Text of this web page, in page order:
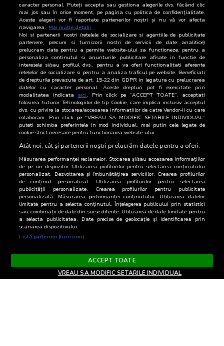
Prin publicarea pe website-ulwww.brat.ro a informatiilor
sus-mentionate, BRAT nu ofera nicio garantie privind
corectitudinea, integritatea si actualitatea datelor, in
ciuda atentiei deosebite cu care sunt verificate
informatiile. BRAT nu poate fi facut responsabil pentru
nici un tip de daune directe sau indirecte, inclusiv
pierderea profiturilor, care pot rezulta din accesarea
si/sau folosirea website-ulwww.brat.rodin partea
dumneavoastra. Toate materialele, continutul si datele
din acest website sunt furnizate fara obligatii si pot fi
modificate, completate, sterse definitiv sau temporar de
catre BRAT, fara o notificare prealabila.
Am inteles/de acord
caracter personal. Puteți accepta sau gestiona alegerile dvs. făcând clic
mai jos sau în orice moment, pe pagina cu politica de confidențialitate.
Aceste alegeri vor fi raportate partenerilor noștri și nu vă vor afecta
navigarea. Mai multe detalii
Noi si partenerii nostri (retelele de socializare si agentiile de publicitate
partenere, precum si furnizorii nostri de servicii de date analitice)
prelucram date pentru a permite website-ului sa functioneze, pentru a
personaliza continutul si anunturile publicitare afisate in functie de
interesele si/sau profilul dvs., pentru a va oferi functionalitati aferente
retelelor de socializare si pentru a analiza traficul pe website. Beneficiati
de drepturile prevazute de art. 15-22 din GDPR in legatura cu prelucrarea
datelor cu caracter personal. Aceste drepturi pot fi exercitate prin
modalitatea indicata aici. Prin click pe “ACCEPT TOATE”, acceptati
folosirea tuturor Tehnologiilor de tip Cookie, care implica inclusiv acceptul
dvs. cu privire la stocarea/accesarea informatiilor de catre Vendor-ii cu care
colaboram. Prin click pe “VREAU SA MODIFIC SETARILE INDIVIDUAL”
puteti schimba preferintele in mod individual, mai putin cele legate de
cookie strict necesare pentru functionarea website-ului.
Atât noi, cât și partenerii noștri prelucrăm datele pentru a oferi:
Măsurarea performanței reclamelor. Stocarea și/sau accesarea informațiilor
de pe un dispozitiv. Utilizarea profilurilor pentru selectarea conținutului
personalizat. Dezvoltarea și îmbunătățirea serviciilor. Crearea profilurilor
de conținut personalizat. Utilizarea profilurilor pentru selectarea
publicității personalizate. Crearea profilurilor pentru publicitate
personalizată. Măsurarea performanței conținutului. Utilizarea datelor
limitate pentru a selecta conținutul. Înțelegerea publicului prin statistici
sau combinații de date din surse diferite. Utilizarea de date limitate pentru
a selecta publicitatea. Date precise de geolocație și identificarea prin
scanarea dispozitivului.
Listă parteneri (furnizori)
ACCEPT TOATE
VREAU SA MODIFIC SETARILE INDIVIDUAL